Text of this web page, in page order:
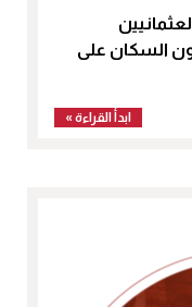
السكان على
ابدأ القراءة »